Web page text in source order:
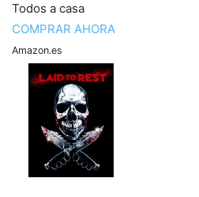
Todos a casa
COMPRAR AHORA
Amazon.es